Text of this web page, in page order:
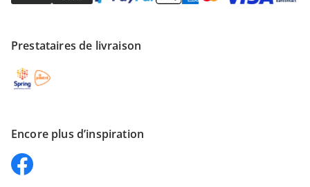
Prestataires de livraison
Encore plus d’inspiration